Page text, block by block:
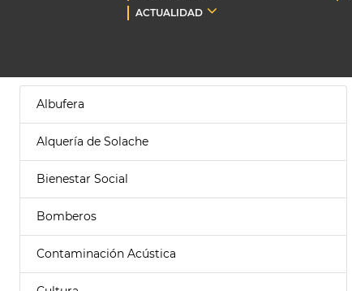
ACTUALIDAD
Albufera
Alquería de Solache
Bienestar Social
Bomberos
Contaminación Acústica